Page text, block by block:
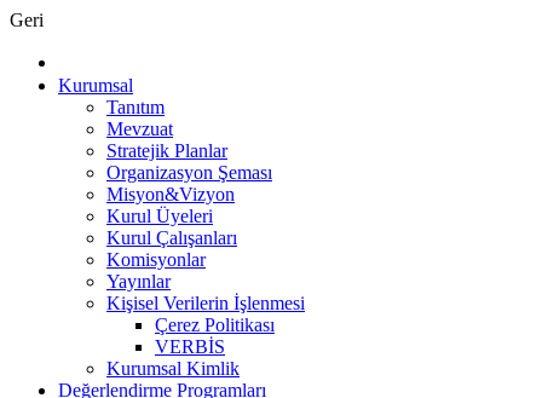
Geri
Kurumsal
Tanıtım
Mevzuat
Stratejik Planlar
Organizasyon Şeması
Misyon&Vizyon
Kurul Üyeleri
Kurul Çalışanları
Komisyonlar
Yayınlar
Kişisel Verilerin İşlenmesi
Çerez Politikası
VERBİS
Kurumsal Kimlik
Değerlendirme Programları